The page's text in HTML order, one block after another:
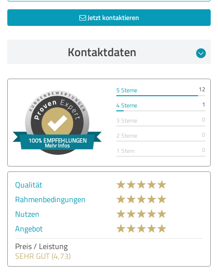
Jetzt kontaktieren
Kontaktdaten
5 Sterne
12
4 Sterne
1
3 Sterne
0
2 Sterne
0
1 Stern
0
Qualität
Rahmenbedingungen
Nutzen
Angebot
Preis / Leistung
SEHR GUT (4,73)